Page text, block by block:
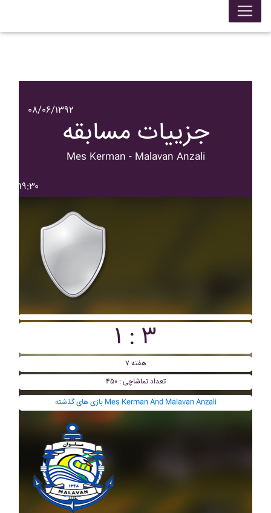
۰۸/۰۶/۱۳۹۲
جزییات مسابقه
Mes Kerman - Malavan Anzali
۱۹:۳۰
۱ : ۳
هفته ۷
تعداد تماشاچی : ۴۵۰
بازی های گذشته Mes Kerman And Malavan Anzali